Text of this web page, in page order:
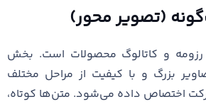
رزومه و کاتالوگ محصولات است. بخش
بزرگ و با کیفیت از مراحل مختلف
اختصاص داده می‌شود. متن‌ها کوتاه،